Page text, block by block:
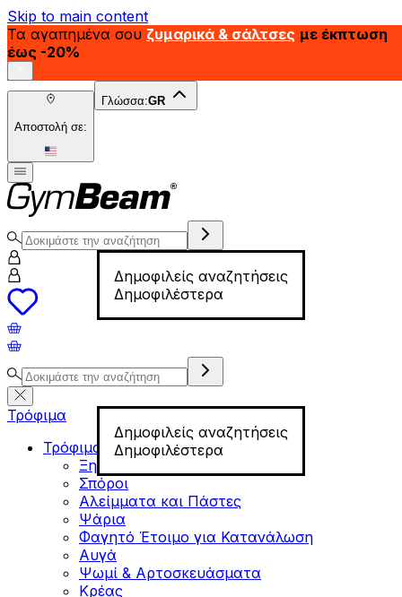
Skip to main content
Τα αγαπημένα σου ζυμαρικά & σάλτσες με έκπτωση
έως -20%
Αποστολή σε:
Γλώσσα:GR
Δημοφιλείς αναζητήσεις
Δημοφιλέστερα
Δημοφιλείς αναζητήσεις
Δημοφιλέστερα
Τρόφιμα
Τρόφιμα για Fitness
Ξηροί Καρποί
Σπόροι
Αλείμματα και Πάστες
Ψάρια
Φαγητό Έτοιμο για Κατανάλωση
Αυγά
Ψωμί & Αρτοσκευάσματα
Κρέας